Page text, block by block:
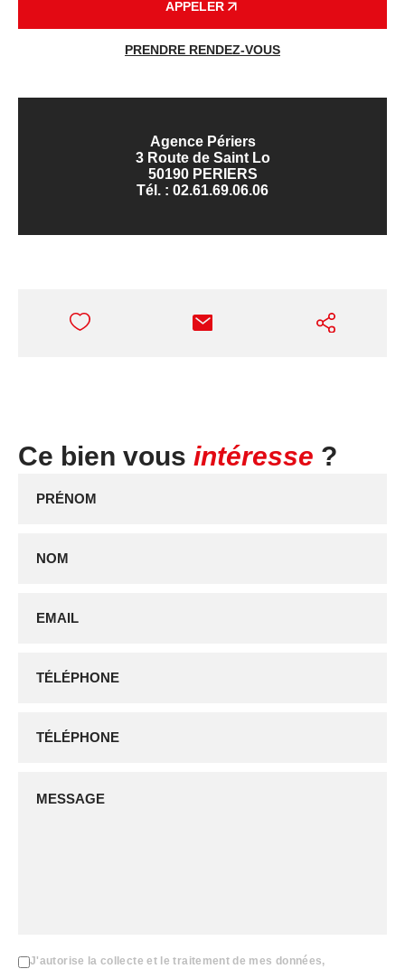
APPELER
PRENDRE RENDEZ-VOUS
Agence Périers
3 Route de Saint Lo
50190 PERIERS
Tél. : 02.61.69.06.06
Ce bien vous intéresse ?
J'autorise la collecte et le traitement de mes données,